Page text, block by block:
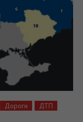
Дороги ДТП